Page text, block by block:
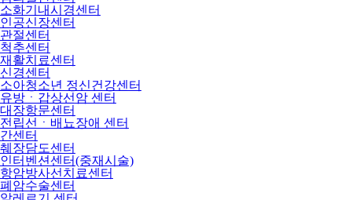
소화기내시경센터
인공신장센터
관절센터
척추센터
재활치료센터
신경센터
소아청소년 정신건강센터
유방ㆍ갑상선암 센터
대장항문센터
전립선ㆍ배뇨장애 센터
간센터
췌장담도센터
인터벤션센터(중재시술)
항암방사선치료센터
폐암수술센터